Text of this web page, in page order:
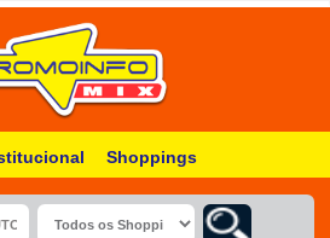
Shoppings